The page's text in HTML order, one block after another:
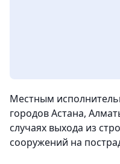
Местным
городов Астана,
случаях выхода из
сооружений на